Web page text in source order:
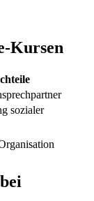
Kursen
sozialer